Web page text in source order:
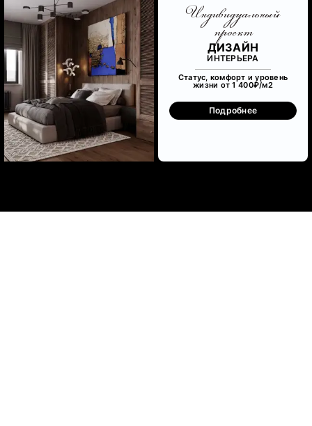
Индивидуальный
проект
ДИЗАЙН
ИНТЕРЬЕРА
Статус, комфорт и уровень
жизни от 1 400₽/м2
Подробнее